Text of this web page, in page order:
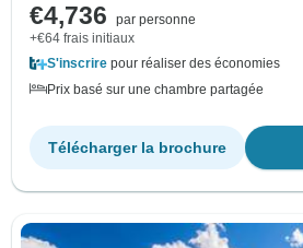
€4,736
par personne
+€64 frais initiaux
S'inscrire pour réaliser des économies
Prix basé sur une chambre partagée
Télécharger la brochure